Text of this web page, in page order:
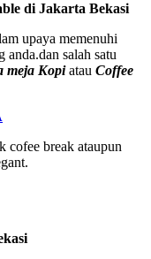
di Jakarta Bekasi
upaya memenuhi
anda.dan salah satu
meja Kopiatau Coffee
cofee break ataupun